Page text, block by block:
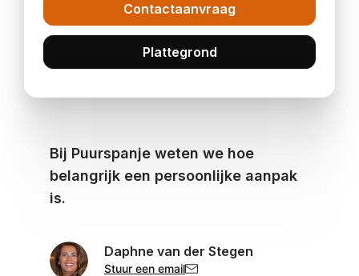
Contactaanvraag
Plattegrond
Bij Puurspanje weten we hoe
belangrijk een persoonlijke aanpak
is.
Daphne van der Stegen
Stuur een email